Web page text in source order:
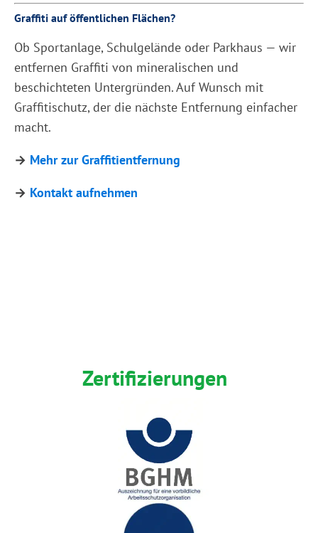
Graffiti auf öffentlichen Flächen?
Ob Sportanlage, Schulgelände oder Parkhaus — wir
entfernen Graffiti von mineralischen und
beschichteten Untergründen. Auf Wunsch mit
Graffitischutz, der die nächste Entfernung einfacher
macht.
→ Mehr zur Graffitientfernung
→ Kontakt aufnehmen
Zertifizierungen